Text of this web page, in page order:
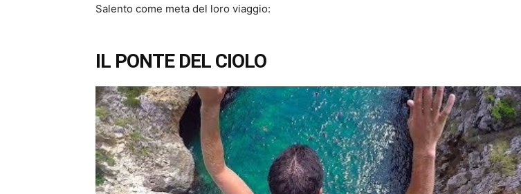
Salento come meta del loro viaggio:
IL PONTE DEL CIOLO